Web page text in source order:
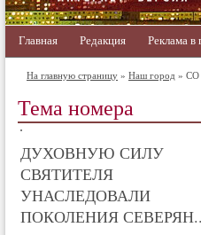
Главная Редакция Реклама в
На главную страницу » Наш город »
Тема номера
ДУХОВНУЮ СИЛУ
СВЯТИТЕЛЯ
УНАСЛЕДОВАЛИ
ПОКОЛЕНИЯ